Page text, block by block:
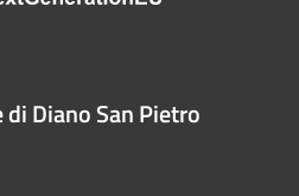
di Diano San Pietro